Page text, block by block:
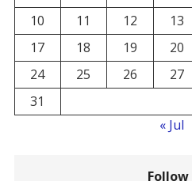
10
11 12 13
17
18 19 20
24
25 26 27
31
« Jul
Follow